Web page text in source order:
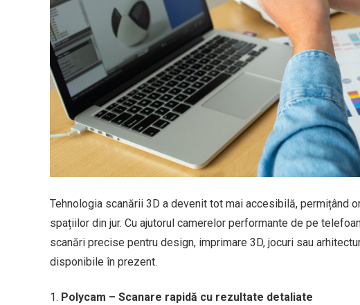
Tehnologia scanării 3D a devenit tot mai accesibilă,
spațiilor din jur. Cu ajutorul camerelor performante de pe
scanări precise pentru design, imprimare 3D, jocuri sau
disponibile în prezent.
Polycam – Scanare rapidă cu rezultate detaliate